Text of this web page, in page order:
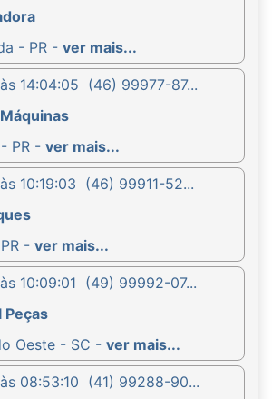
- PR - ver mais...
14:04:05
(46) 99977-87...
PR - ver mais...
10:19:03
(46) 99911-52...
- ver mais...
10:09:01
(49) 99992-07...
Peças
Oeste - SC - ver mais...
08:53:10
(41) 99288-90...